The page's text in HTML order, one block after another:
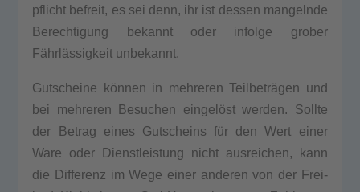
pflicht befreit, es sei denn, ihr ist des­sen man­geln­de
Berech­ti­gung bekannt oder infol­ge gro­ber
Fährlässigkeit unbe­kannt.
Gut­schei­ne können in meh­re­ren Teilbeträgen und
bei meh­re­ren Besu­chen eingelöst wer­den. Soll­te
der Betrag eines Gut­scheins für den Wert einer
Ware oder Dienst­leis­tung nicht aus­rei­chen, kann
die Dif­fe­renz im Wege einer ande­ren von der Frei­